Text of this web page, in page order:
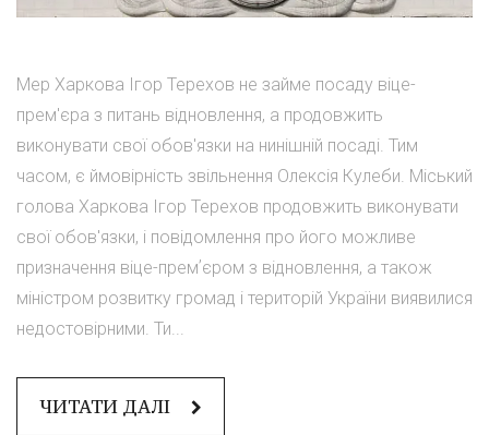
Мер Харкова Ігор Терехов не займе посаду віце-
прем'єра з питань відновлення, а продовжить
виконувати свої обов'язки на нинішній посаді. Тим
часом, є ймовірність звільнення Олексія Кулеби. Міський
голова Харкова Ігор Терехов продовжить виконувати
свої обов'язки, і повідомлення про його можливе
призначення віце-премʼєром з відновлення, а також
міністром розвитку громад і територій України виявилися
недостовірними. Ти...
ЧИТАТИ ДАЛІ